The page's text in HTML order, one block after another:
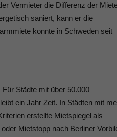
Vermieter die Differenz der
saniert, kann er die
konnte in Schweden seit
Städte mit über 50.000
ein Jahr Zeit. In Städten mit
erstellte Mietspiegel als
Mietstopp nach Berliner